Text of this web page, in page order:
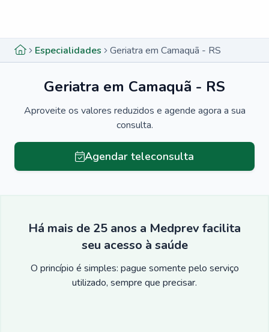
Especialidades Geriatra em Camaquã - RS
Geriatra em Camaquã - RS
Aproveite os valores reduzidos e agende agora a sua
consulta.
Agendar teleconsulta
Há mais de 25 anos a Medprev facilita
seu acesso à saúde
O princípio é simples: pague somente pelo serviço
utilizado, sempre que precisar.